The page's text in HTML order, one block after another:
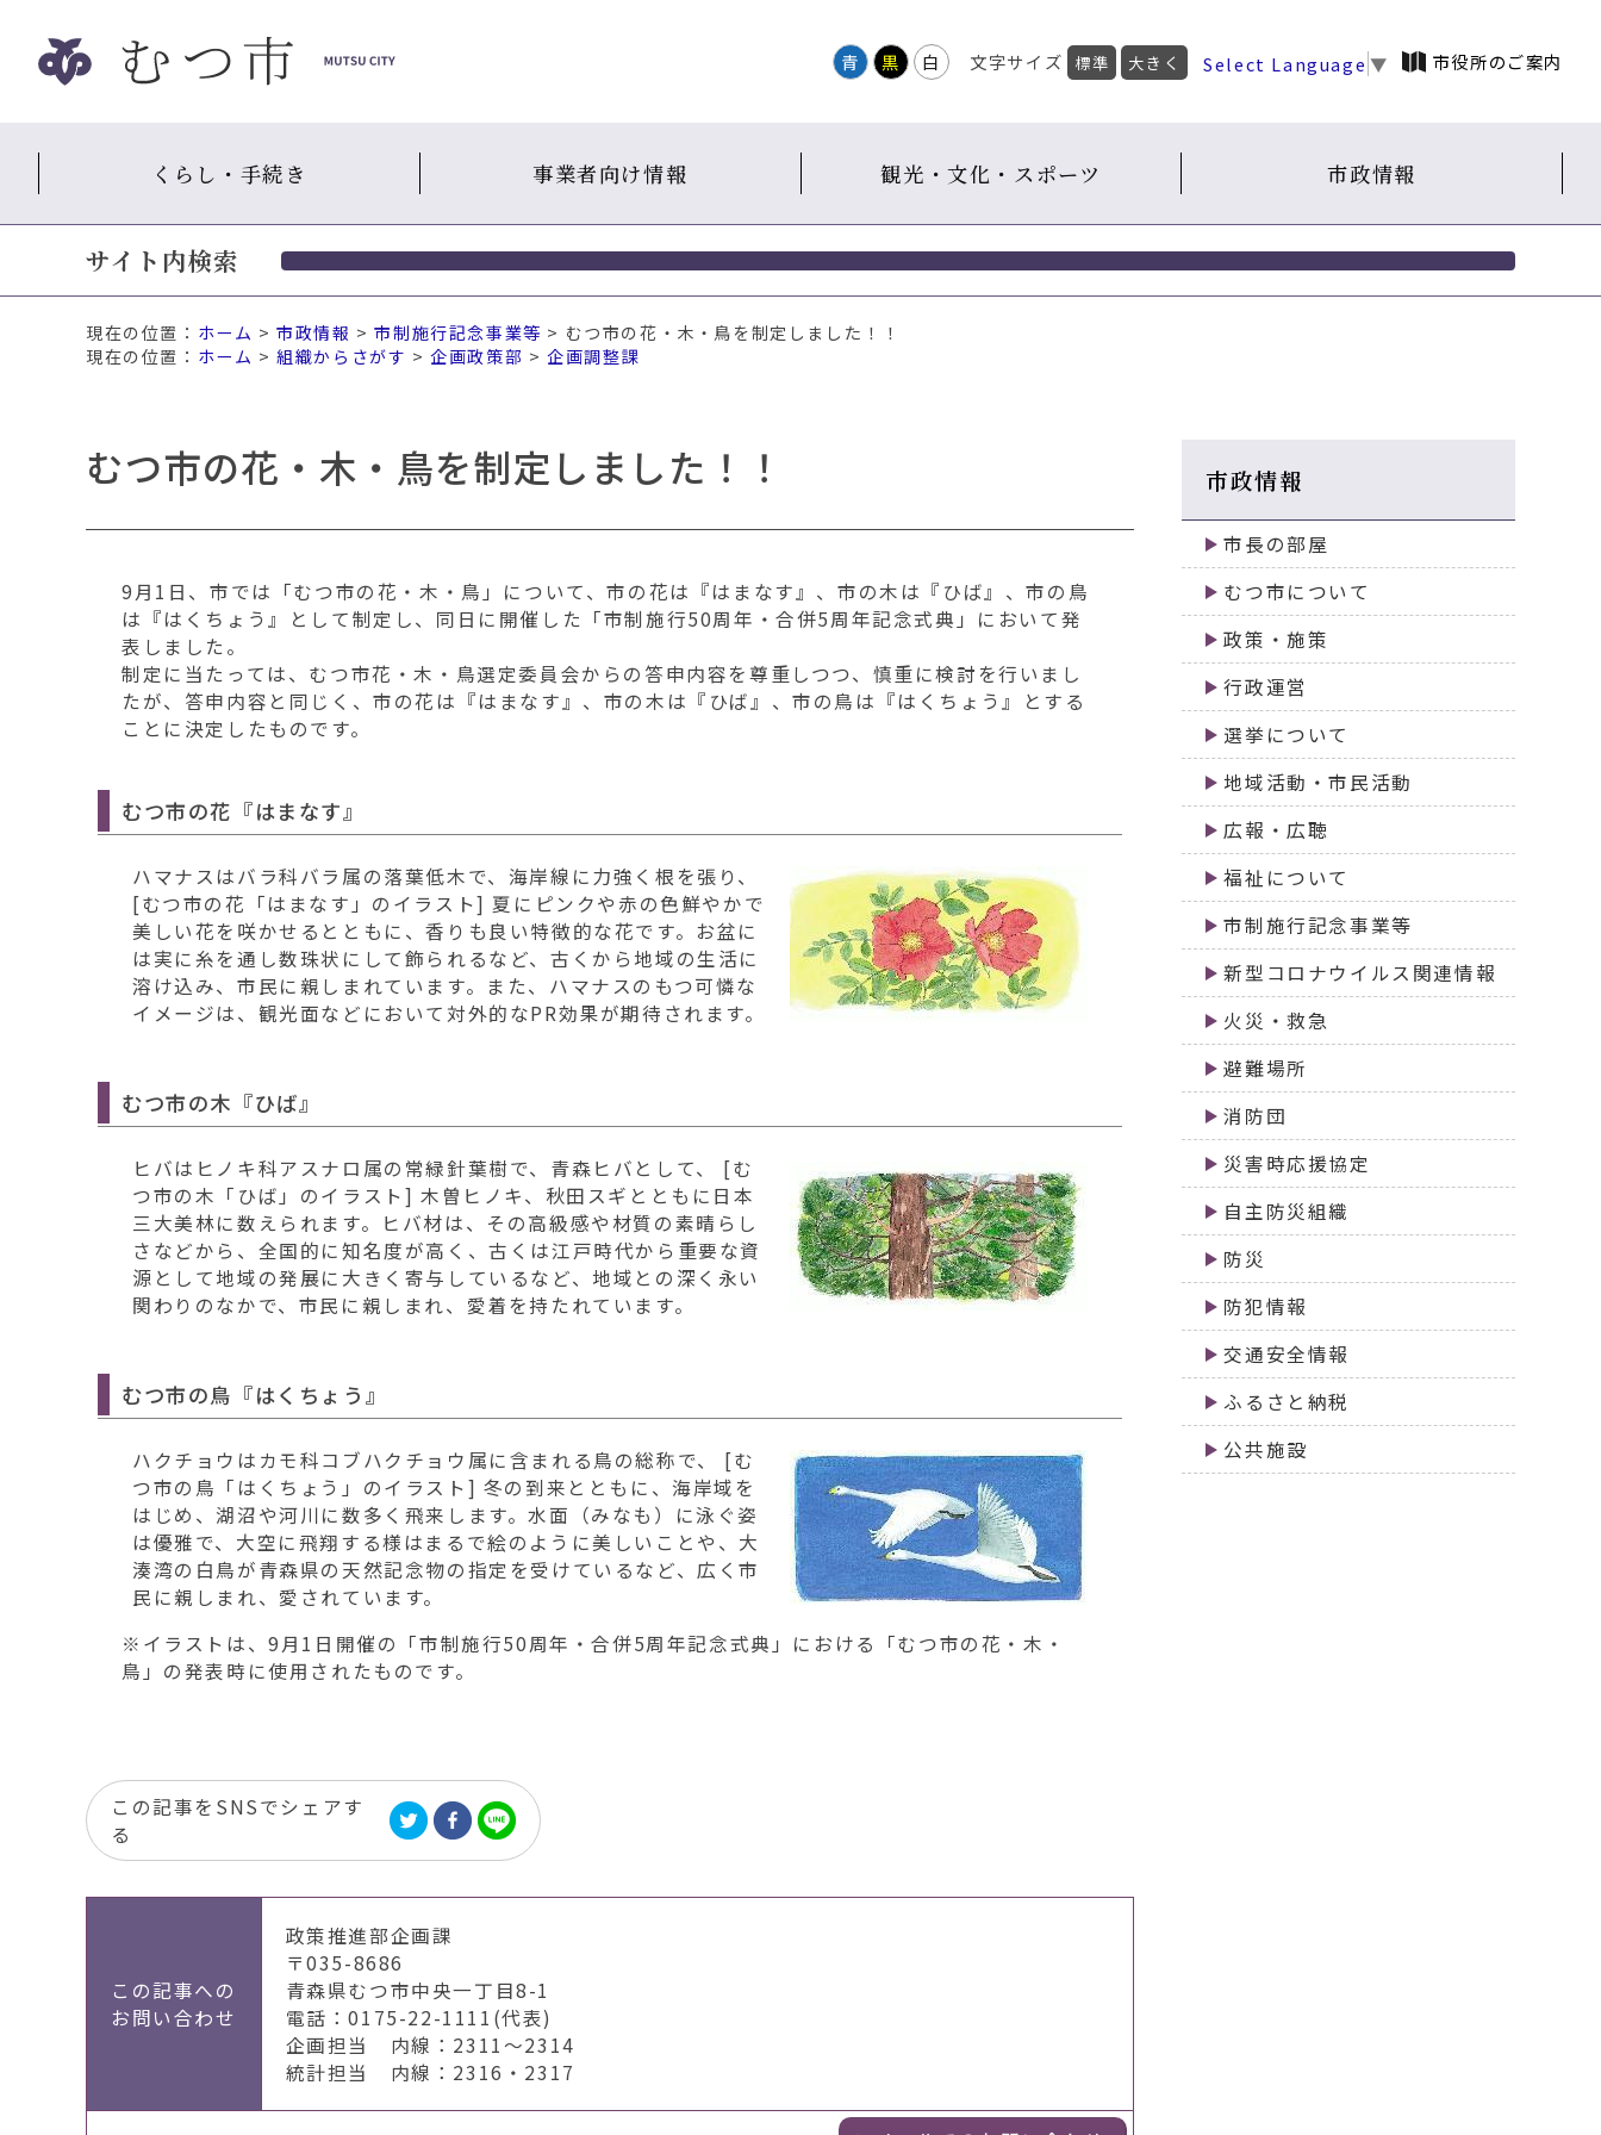
ッ
青 黒 白 文字サイズ 標準 大きく Select Language ▼ 市役所のご案内
くらし・手続き 事業者向け情報 観光・文化・スポーツ 市政情報
サイト内検索
現在の位置： ホーム >市政情報 >市制施行記念事業等 > むつ市の花・木・鳥を制定しました！！
ホーム >組織からさがす >企画政策部 >企画調整課
むつ市の花・木・鳥を制定しました！！
9月1日、市では「むつ市の花・木・鳥」について、市の花は『はまなす』、市の木は『ひば』、市の鳥
は『はくちょう』として制定し、同日に開催した「市制施行50周年・合併5周年記念式典」において発
表しました。
制定に当たっては、むつ市花・木・鳥選定委員会からの答申内容を尊重しつつ、慎重に検討を行いまし
たが、答申内容と同じく、市の花は『はまなす』、市の木は『ひば』、市の鳥は『はくちょう』とする
ことに決定したものです。
むつ市の花『はまなす』
ハマナスはバラ科バラ属の落葉低木で、海岸線に力強く根を張り、
[むつ市の花「はまなす」のイラスト] 夏にピンクや赤の色鮮やかで
美しい花を咲かせるとともに、香りも良い特徴的な花です。お盆に
は実に糸を通し数珠状にして飾られるなど、古くから地域の生活に
溶け込み、市民に親しまれています。また、ハマナスのもつ可憐な
イメージは、観光面などにおいて対外的なPR効果が期待されます。
むつ市の木『ひば』
ヒバはヒノキ科アスナロ属の常緑針葉樹で、青森ヒバとして、 [む
つ市の木「ひば」のイラスト] 木曽ヒノキ、秋田スギとともに日本
三大美林に数えられます。ヒバ材は、その高級感や材質の素晴らし
さなどから、全国的に知名度が高く、古くは江戸時代から重要な資
源として地域の発展に大きく寄与しているなど、地域との深く永い
関わりのなかで、市民に親しまれ、愛着を持たれています。
むつ市の鳥『はくちょう』
ハクチョウはカモ科コブハクチョウ属に含まれる鳥の総称で、 [む
つ市の鳥「はくちょう」のイラスト] 冬の到来とともに、海岸域を
はじめ、湖沼や河川に数多く飛来します。水面（みなも）に泳ぐ姿
は優雅で、大空に飛翔する様はまるで絵のように美しいことや、大
湊湾の白鳥が青森県の天然記念物の指定を受けているなど、広く市
民に親しまれ、愛されています。
※イラストは、9月1日開催の「市制施行50周年・合併5周年記念式典」における「むつ市の花・木・
鳥」の発表時に使用されたものです。
この記事をSNSでシェアす
る
この記事への
お問い合わせ
政策推進部企画課
〒035-8686
青森県むつ市中央一丁目8-1
電話：0175-22-1111(代表)
企画担当 内線：2311～2314
統計担当 内線：2316・2317
市政情報
市長の部屋
むつ市について
政策・施策
行政運営
選挙について
地域活動・市民活動
広報・広聴
福祉について
市制施行記念事業等
新型コロナウイルス関連情報
火災・救急
避難場所
消防団
災害時応援協定
自主防災組織
防災
防犯情報
交通安全情報
ふるさと納税
公共施設